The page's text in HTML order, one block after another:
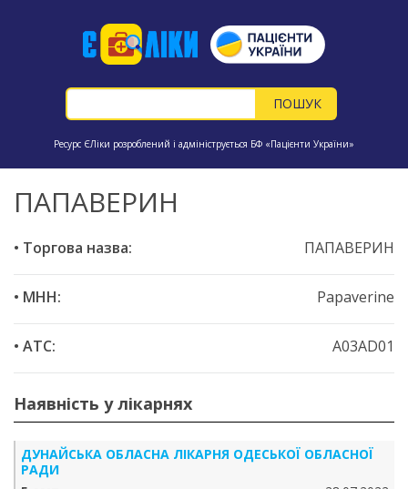
Ресурс ЄЛіки розроблений і адмініструється БФ «Пацієнти України»
ПАПАВЕРИН
• Торгова назва: ПАПАВЕРИН
• МНН: Papaverine
• ATC: A03AD01
Наявність у лікарнях
ДУНАЙСЬКА ОБЛАСНА ЛІКАРНЯ ОДЕСЬКОЇ ОБЛАСНОЇ
РАДИ